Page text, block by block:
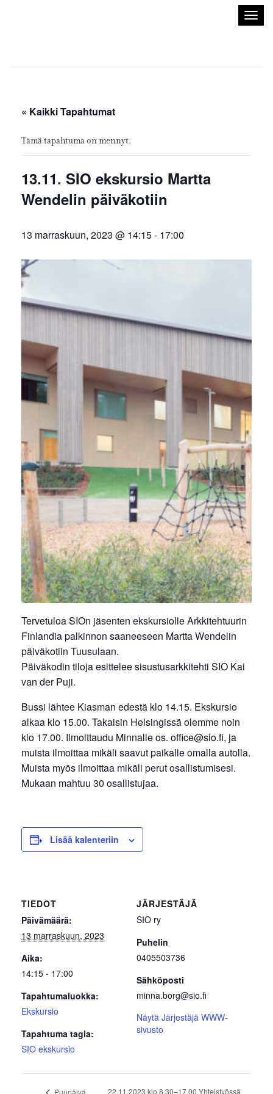
« Kaikki Tapahtumat
Tämä tapahtuma on mennyt.
13.11. SIO ekskursio Martta
Wendelin päiväkotiin
13 marraskuun, 2023 @ 14:15- 17:00
Tervetuloa SIOn jäsenten ekskursiolle Arkkitehtuurin
Finlandia palkinnon saaneeseen Martta Wendelin
päiväkotiin Tuusulaan.
Päiväkodin tiloja esittelee sisustusarkkitehti SIO Kai
van der Puji.
Bussi lähtee Kiasman edestä klo 14.15. Ekskursio
alkaa klo 15.00. Takaisin Helsingissä olemme noin
klo 17.00. Ilmoittaudu Minnalle os. office@sio.fi, ja
muista ilmoittaa mikäli saavut paikalle omalla autolla.
Muista myös ilmoittaa mikäli perut osallistumisesi.
Mukaan mahtuu 30 osallistujaa.
Lisää kalenteriin
TIEDOT
Päivämäärä:
13 marraskuun, 2023
Aika:
14:15 - 17:00
Tapahtumaluokka:
Ekskursio
Tapahtuma tagia:
SIO ekskursio
JÄRJESTÄJÄ
SIO ry
Puhelin
0405503736
Sähköposti
minna.borg@sio.fi
Näytä Järjestäjä WWW-
sivusto
Puupäivä 22.11.2023 klo 8.30–17.00 Yhteistyössä